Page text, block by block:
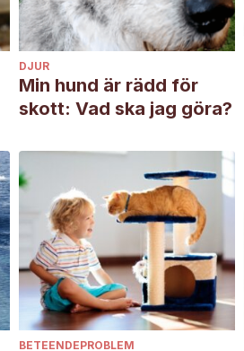
DJUR
Min hund är rädd för
skott: Vad ska jag göra?
BETEENDEPROBLEM